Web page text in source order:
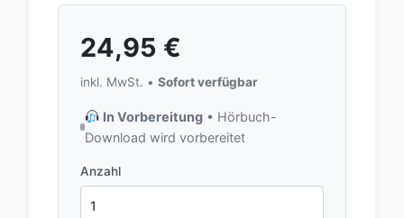
24,95 €
inkl. MwSt. • Sofort verfügbar
In Vorbereitung• Hörbuch-
Download wird vorbereitet
Anzahl